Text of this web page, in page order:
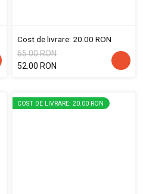
Cost de livrare: 20.00 RON
65.00 RON
52.00 RON
COST DE LIVRARE: 20.00 RON